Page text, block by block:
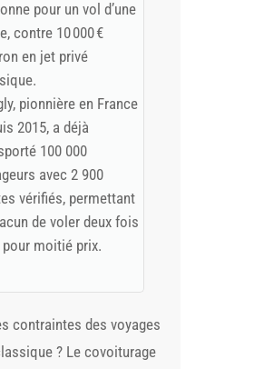
pour un vol d’une
contre 10 000 €
en jet privé
pionnière en France
2015, a déjà
100 000
avec 2 900
vérifiés, permettant
de voler deux fois
pour moitié prix.
contraintes des voyages
? Le covoiturage